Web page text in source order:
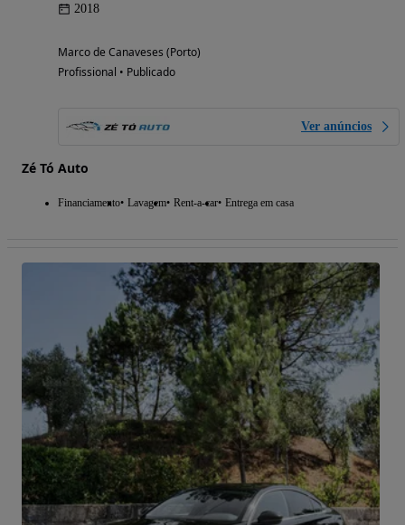
2018
Marco de Canaveses (Porto)
Profissional • Publicado
Ver anúncios
Zé Tó Auto
Financiamento Lavagem Rent-a-car Entrega em casa